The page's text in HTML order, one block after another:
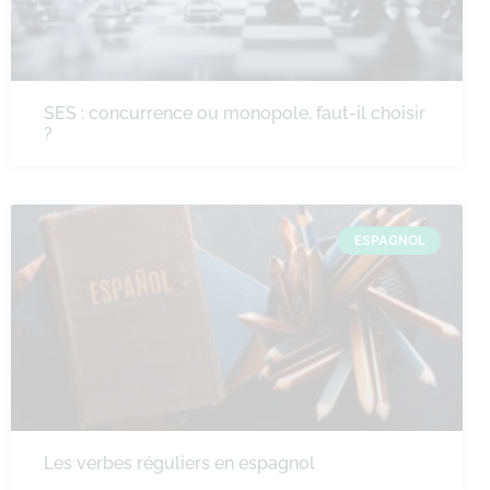
SES : concurrence ou monopole, faut-il choisir
?
ESPAGNOL
Les verbes réguliers en espagnol